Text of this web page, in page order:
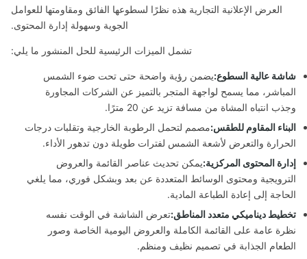
العرض الإعلانية التجارية هذه نظرًا لسطوعها الفائق ومقاومتها للعوامل
الجوية وسهولة إدارة المحتوى.
تشمل الميزات الرئيسية للحل المنشور ما يلي:
عالية السطوع:يضمن رؤية واضحة حتى تحت ضوء الشمس
مما يسمح لواجهة المتجر بالتميز عن الشركات المجاورة
انتباه المشاة من مسافة تزيد عن 20 مترًا.
المقاوم للطقس:مصمم لتحمل الرطوبة الخارجية وتقلبات درجات
والتعرض لأشعة الشمس لفترات طويلة دون تدهور الأداء.
المحتوى المركزية:يمكن تحديث عناصر القائمة والعروض
ومحتوى الوسائط المتعددة عن بعد وبشكل فوري، مما يلغي
إلى إعادة الطباعة المادية.
ديناميكي متعدد المناطق:تعرض الشاشة في الوقت نفسه
عامة على القائمة الكاملة والعروض اليومية الخاصة وصور
الجذابة في تصميم نظيف ومنظم.